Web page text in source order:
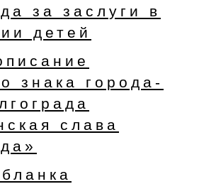
за заслуги в
детей
знака города-
слава